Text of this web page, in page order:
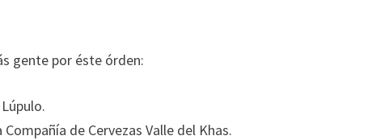
gente por éste órden:
de Cervezas Valle del Khas.